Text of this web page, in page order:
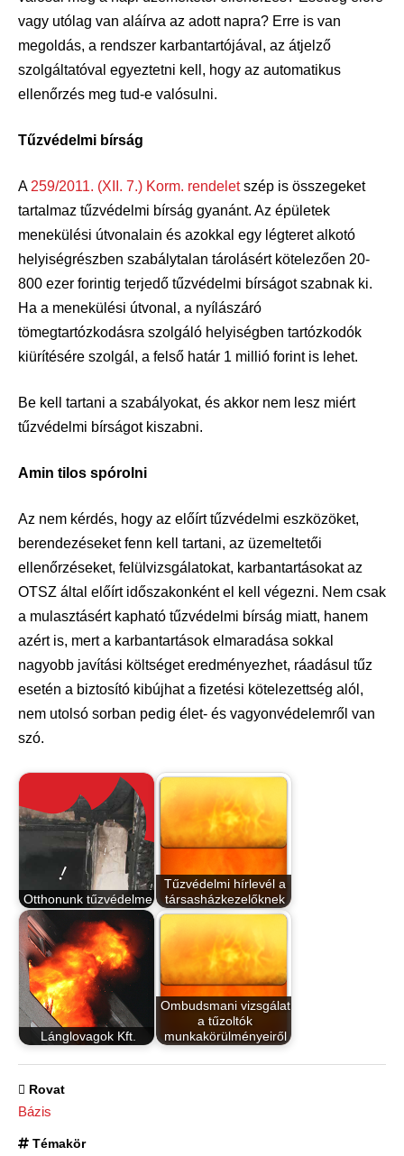
vagy utólag van aláírva az adott napra? Erre is van
megoldás, a rendszer karbantartójával, az átjelző
szolgáltatóval egyeztetni kell, hogy az automatikus
ellenőrzés meg tud-e valósulni.
Tűzvédelmi bírság
A 259/2011. (XII. 7.) Korm. rendeletszép is összegeket
tartalmaz tűzvédelmi bírság gyanánt. Az épületek
menekülési útvonalain és azokkal egy légteret alkotó
helyiségrészben szabálytalan tárolásért kötelezően 20-
800 ezer forintig terjedő tűzvédelmi bírságot szabnak ki.
Ha a menekülési útvonal, a nyílászáró
tömegtartózkodásra szolgáló helyiségben tartózkodók
kiürítésére szolgál, a felső határ 1 millió forint is lehet.
Be kell tartani a szabályokat, és akkor nem lesz miért
tűzvédelmi bírságot kiszabni.
Amin tilos spórolni
Az nem kérdés, hogy az előírt tűzvédelmi eszközöket,
berendezéseket fenn kell tartani, az üzemeltetői
ellenőrzéseket, felülvizsgálatokat, karbantartásokat az
OTSZ által előírt időszakonként el kell végezni. Nem csak
a mulasztásért kapható tűzvédelmi bírság miatt, hanem
azért is, mert a karbantartások elmaradása sokkal
nagyobb javítási költséget eredményezhet, ráadásul tűz
esetén a biztosító kibújhat a fizetési kötelezettség alól,
nem utolsó sorban pedig élet- és vagyonvédelemről van
szó.
Otthonunk tűzvédelme
Tűzvédelmi hírlevél a
társasházkezelőknek
Lánglovagok Kft.
Ombudsmani vizsgálat
a tűzoltók
munkakörülményeiről
Rovat
Bázis
Témakör